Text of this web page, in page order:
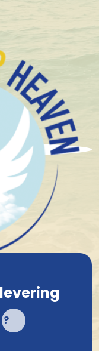
in stock
Fruitbier